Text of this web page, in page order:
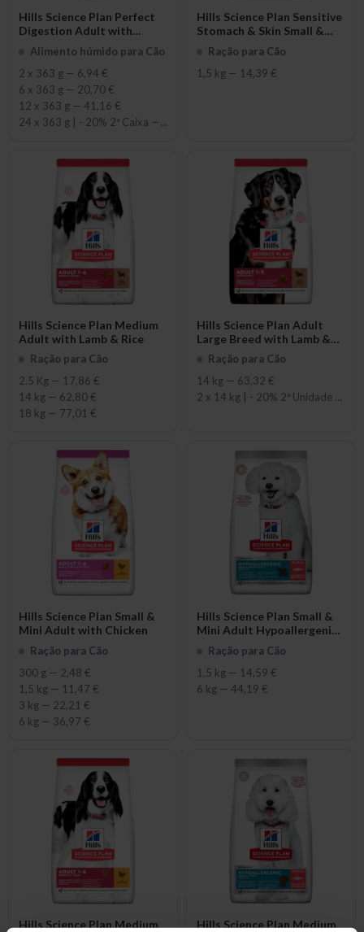
Hills Science Plan Perfect
Digestion Adult with
Chicken & Vegetables
Alimento húmido para Cão
2 x 363 g — 6,94 €
6 x 363 g — 20,70 €
12 x 363 g — 41,16 €
24 x 363 g | - 20% 2ª Caixa — 74,16 €
Hills Science Plan Sensitive
Stomach & Skin Small &
Mini Adult with Chicken
Ração para Cão
1,5 kg — 14,39 €
Hills Science Plan Medium
Adult with Lamb & Rice
Ração para Cão
2.5 Kg — 17,86 €
14 kg — 62,80 €
18 kg — 77,01 €
Hills Science Plan Adult
Large Breed with Lamb &
RiceRação para Cão
14 kg — 63,32 €
2 x 14 kg | - 20% 2ª Unidade
Hills Science Plan Small &
Mini Adult with Chicken
Ração para Cão
300 g — 2,48 €
1,5 kg — 11,47 €
3 kg — 22,21 €
6 kg — 36,97 €
Hills Science Plan Small &
Mini Adult Hypoallergenic
with Salmon & Tuna
Ração para Cão
1,5 kg — 14,59 €
6 kg — 44,19 €
Hills Science Plan Medium
Hills Science Plan Medium